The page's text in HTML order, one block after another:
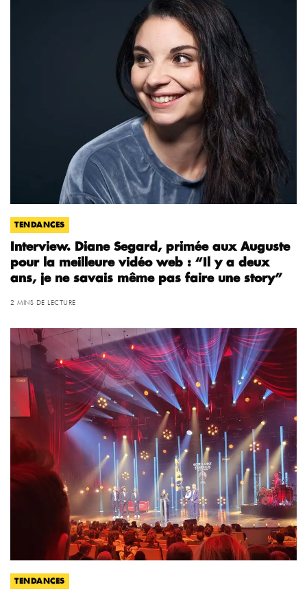
TENDANCES
Interview. Diane Segard, primée aux Auguste
pour la meilleure vidéo web : “Il y a deux
ans, je ne savais même pas faire une story”
2 MINS DE LECTURE
TENDANCES